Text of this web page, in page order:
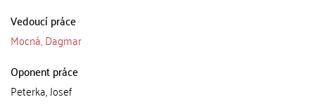
Vedoucí práce
Mocná, Dagmar
Oponent práce
Peterka, Josef